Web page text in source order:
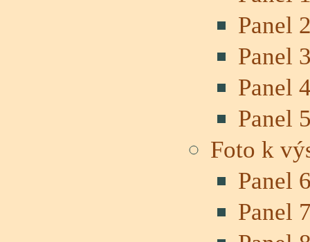
Panel
Panel
Panel
Panel
Foto k
Panel
Panel